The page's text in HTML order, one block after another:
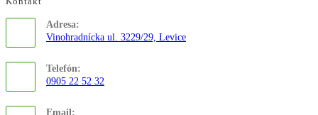
Adresa:
Vinohradnícka ul. 3229/29, Levice
Telefón:
0905 22 52 32
Email: